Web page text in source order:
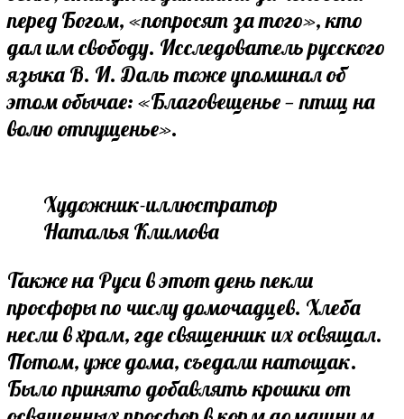
перед Богом, «попросят за того», кто
дал им свободу. Исследователь русского
языка В. И. Даль тоже упоминал об
этом обычае: «Благовещенье — птиц на
волю отпущенье».
Художник-иллюстратор
Наталья Климова
Также на Руси в этот день пекли
просфоры по числу домочадцев. Хлеба
несли в храм, где священник их освящал.
Потом, уже дома, съедали натощак.
Было принято добавлять крошки от